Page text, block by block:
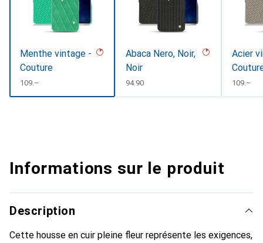
Menthe vintage -
Couture
CHF
109.–
Abaca Nero, Noir,
Noir
CHF
94.90
Acier
CHF
109.–
Informations sur le produit
Description
Cette housse en cuir pleine fleur représente les exigences,